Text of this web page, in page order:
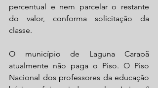
percentual e nem parcelar o restante
do valor, conforma solicitação da
classe.
O município de Laguna Carapã
atualmente não paga o Piso. O Piso
Nacional dos professores da educação